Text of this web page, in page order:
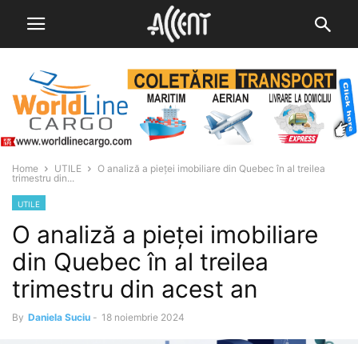
Home UTILE
O analiză a pieței imobiliare din Quebec în al treilea
trimestru din...
UTILE
O analiză a pieței imobiliare
din Quebec în al treilea
trimestru din acest an
By Daniela Suciu - 18 noiembrie 2024